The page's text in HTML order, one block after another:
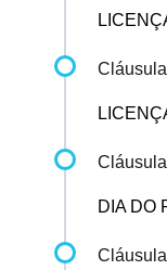
DIA DO